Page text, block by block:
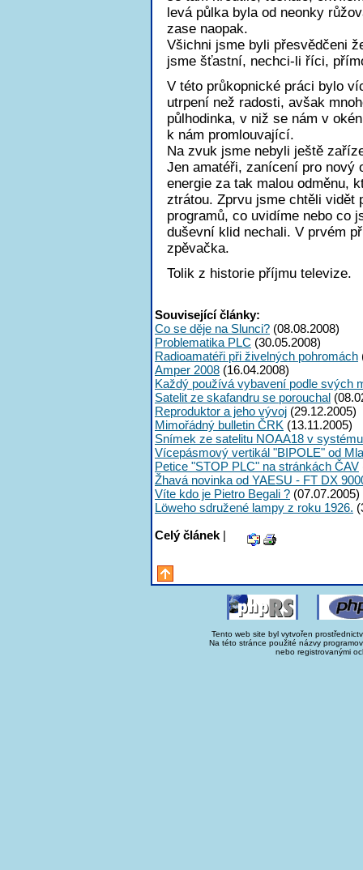
levá půlka byla od neonky
zase naopak.
Všichni jsme byli přesvědčeni
jsme šťastní, nechci-li říci,
V této průkopnické práci bylo
utrpení než radosti, avšak
půlhodinka, v niž se nám v
k nám promlouvající.
Na zvuk jsme nebyli ještě
Jen amatéři, zanícení pro nový
energie za tak malou odměnu,
ztrátou. Zprvu jsme chtěli vidět
programů, co uvidíme nebo co
duševní klid nechali. V prvém
zpěvačka.
Tolik z historie příjmu televize.
Související články:
Co se děje na Slunci? (08.08.2008)
Problematika PLC (30.05.2008)
Radioamatéři při živelných pohromách
Amper 2008 (16.04.2008)
Každý používá vybavení podle svých
Satelit ze skafandru se porouchal
Reproduktor a jeho vývoj (29.12.2005)
Mimořádný bulletin ČRK (13.11.2005)
Snímek ze satelitu NOAA18 v
Vícepásmový vertikál "BIPOLE" od
Petice "STOP PLC" na stránkách ČAV
Žhavá novinka od YAESU - FT DX
Víte kdo je Pietro Begali ? (07.07.2005)
Löweho sdružené lampy z roku 1926.
Celý článek |
Tento web site byl vytvořen
Na této stránce použité názvy
nebo registrovanými